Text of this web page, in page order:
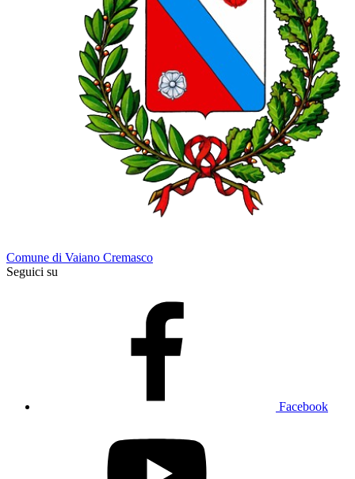
Comune di Vaiano Cremasco
Seguici su
Facebook